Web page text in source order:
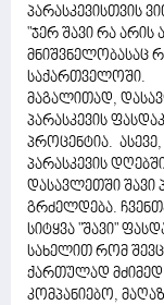
პარასკევისთვის
"ჯერ შავი რა არის
მნიშვნელობასაც
საქართველოში.
მაგალითად,
პარასკევის
პროცენტია.
პარასკევის
დასავლეთში შავი
გრძელდება.
სიტყვა "შავი"
სახელით რომ
ქართულად მძიმედ
კომპანიებო,